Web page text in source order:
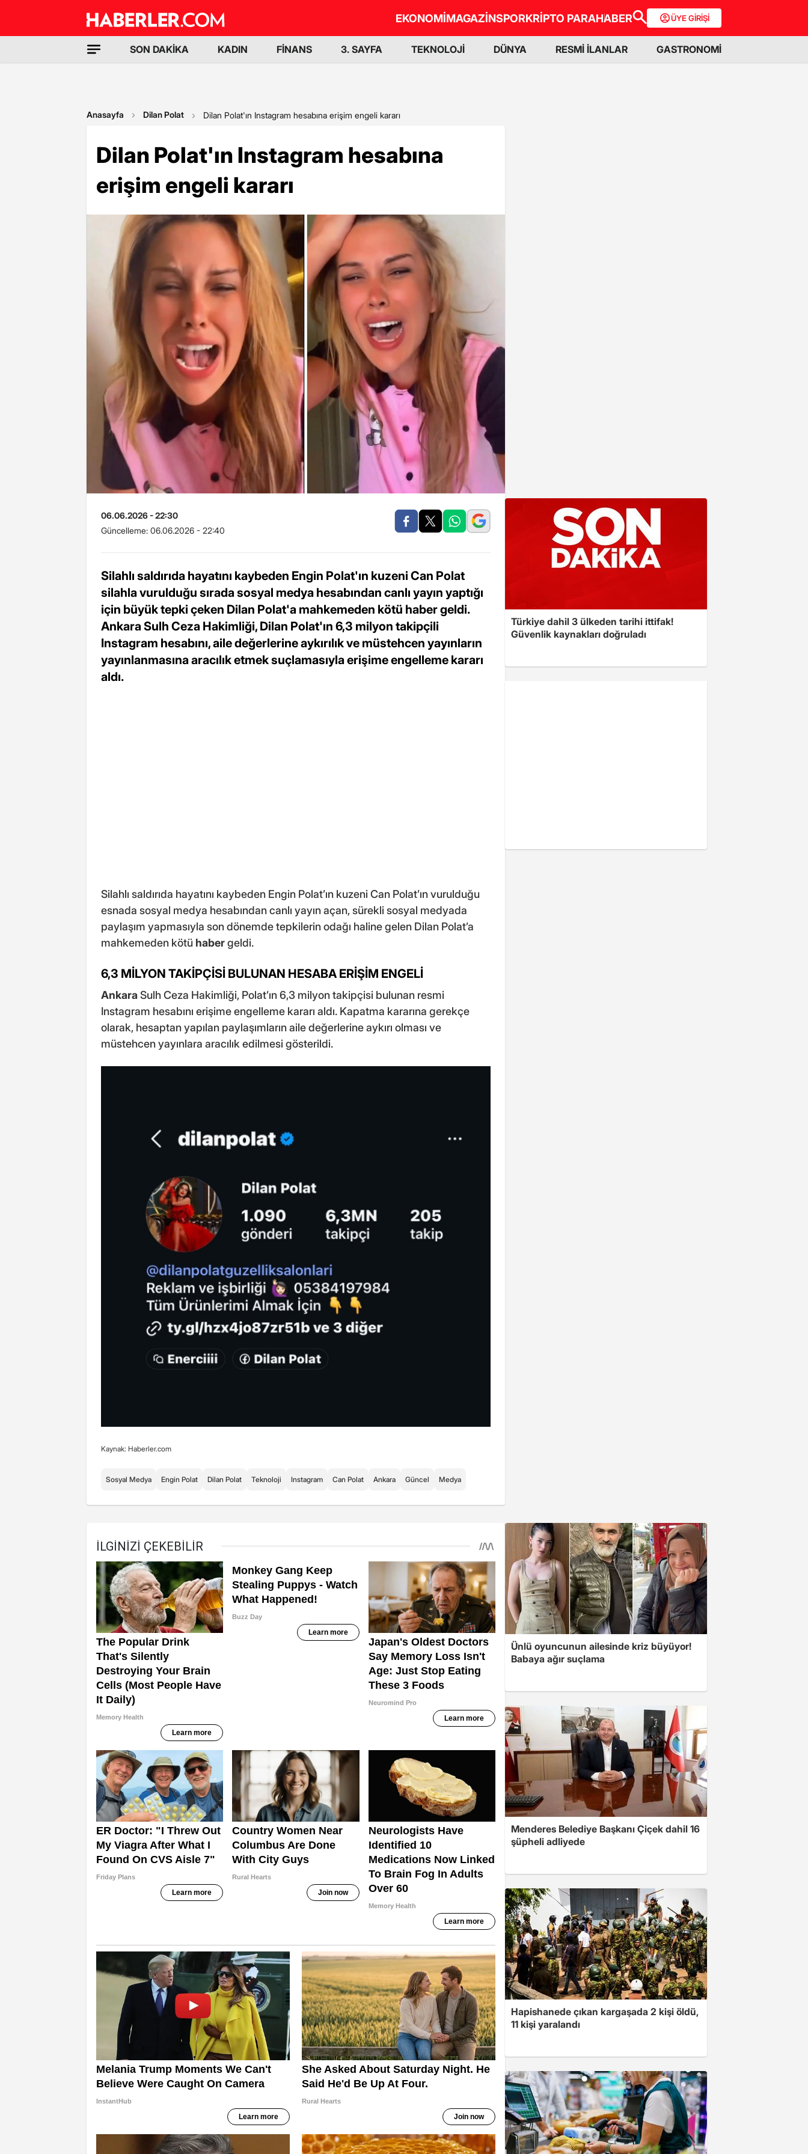
EKONOMİMAGAZİNSPORKRİPTO PARAHABER ÜYE GİRİŞİ
SON DAKİKA KADIN FİNANS 3. SAYFA TEKNOLOJİ DÜNYA RESMİ İLANLAR GASTRONOMİ
Anasayfa Dilan Polat Dilan Polat'ın Instagram hesabına erişim engeli kararı
Dilan Polat'ın Instagram hesabına
erişim engeli kararı
06.06.2026 - 22:30
Güncelleme: 06.06.2026 - 22:40
Silahlı saldırıda hayatını kaybeden Engin Polat'ın kuzeni Can Polat
silahla vurulduğu sırada sosyal medya hesabından canlı yayın yaptığı
için büyük tepki çeken Dilan Polat'a mahkemeden kötü haber geldi.
Ankara Sulh Ceza Hakimliği, Dilan Polat'ın 6,3 milyon takipçili
Instagram hesabını, aile değerlerine aykırılık ve müstehcen yayınların
yayınlanmasına aracılık etmek suçlamasıyla erişime engelleme kararı
aldı.
Silahlı saldırıda hayatını kaybeden Engin Polat’ın kuzeni Can Polat’ın vurulduğu
esnada sosyal medya hesabından canlı yayın açan, sürekli sosyal medyada
paylaşım yapmasıyla son dönemde tepkilerin odağı haline gelen Dilan Polat’a
mahkemeden kötü habergeldi.
6,3 MİLYON TAKİPÇİSİ BULUNAN HESABA ERİŞİM ENGELİ
Ankara Sulh Ceza Hakimliği, Polat’ın 6,3 milyon takipçisi bulunan resmi
Instagram hesabını erişime engelleme kararı aldı. Kapatma kararına gerekçe
olarak, hesaptan yapılan paylaşımların aile değerlerine aykırı olması ve
müstehcen yayınlara aracılık edilmesi gösterildi.
Kaynak: Haberler.com
Sosyal Medya Engin Polat Dilan Polat Teknoloji Instagram Can Polat Ankara Güncel Medya
Türkiye dahil 3 ülkeden tarihi ittifak!
Güvenlik kaynakları doğruladı
Ünlü oyuncunun ailesinde kriz büyüyor!
Babaya ağır suçlama
Menderes Belediye Başkanı Çiçek dahil 16
şüpheli adliyede
Hapishanede çıkan kargaşada 2 kişi öldü,
11 kişi yaralandı